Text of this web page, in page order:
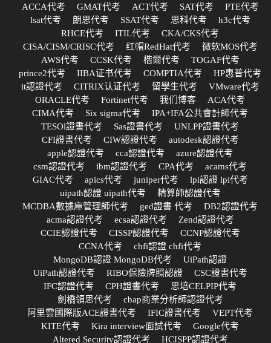
ACCA代考
GMAT代考 ACT代考 SAT代考
PTE代考
lsat代考
朗思代考 SSAT代考 思科代考
h3c代考
RHCE代考
ITIL代考
CKA/CKS代考
CISA/CISM/CRISC代考
红帽RedHat代考
微软MOS代考
AWS代考
CCSK代考 楷爾代考
TOGAF代考
prince2代考
IIBA证书代考 COMPTIA代考
HP惠普代考
it認證代考
CITRIX认证代考 留學生代考
VMware代考
ORACLE代考
Fortinet代考 我们博客
ACA代考
CIMA代考
Six sigma代考
IPA+IFA公共會計師代考
TESOl證書代考
Sas證書代考
UNLPP證書代考
CFI證書代考
CIW認證代考
autodesk認證代考
apple認證代考
cca認證代考
azure認證代考
csm認證代考
ibm認證代考 CPA代考
acams代考
GIAC代考
apics代考 juniper代考
lpi認證 lpi代考
uipath認證 uipath代考
精算師認證代考
MCDBA數據庫管理師代考
ged證書 代考
DB2認證代考
acma認證代考
ecsa認證代考
Zend認證代考
CCIE認證代考
CISSP認證代考
CCNP認證代考
CCNA代考
chfi認證 chfi代考
MongoDB認證 MongoDB代考
UiPath認證
UiPath認證代考
RIBO保險牌照認證
CSC證書代考
IFC認證代考
CPH證書代考
思培CELPIP代考
劍橋領思代考
cbap商業分析師認證代考
阿里雲國際版ACE證書代考
IFIC證書代考
VEPT代考
KITE代考
Kira interview面試代考
Google代考
Altered Security認證代考
HCISPP認證代考